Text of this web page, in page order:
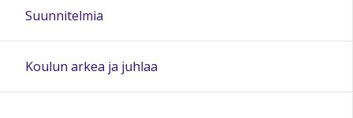
Suunnitelmia
Koulun arkea ja juhlaa